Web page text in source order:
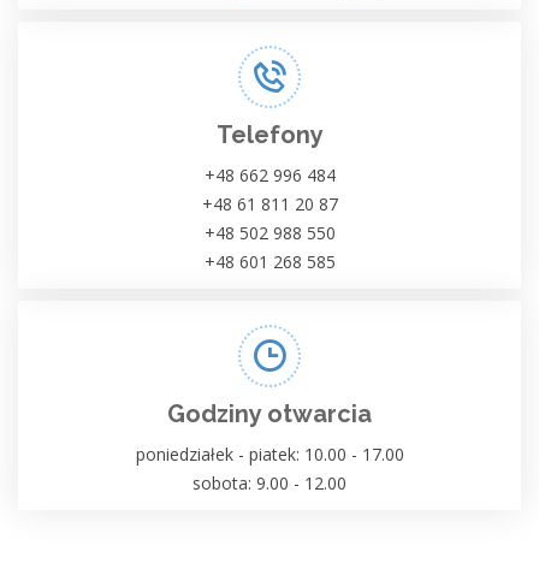
Telefony
+48 662 996 484
+48 61 811 20 87
+48 502 988 550
+48 601 268 585
Godziny otwarcia
poniedziałek - piatek: 10.00 - 17.00
sobota: 9.00 - 12.00